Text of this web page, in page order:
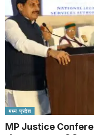
मध्य प्रदेश
MP Justice